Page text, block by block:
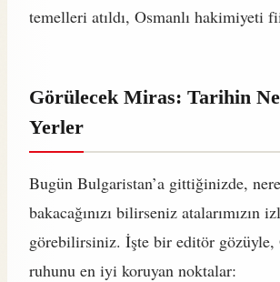
temelleri atıldı, Osmanlı hakimiyeti
Görülecek Miras: Tarihin
Yerler
Bugün Bulgaristan’a gittiğinizde,
bakacağınızı bilirseniz atalarımızın
görebilirsiniz. İşte bir editör gözüyle,
ruhunu en iyi koruyan noktalar: